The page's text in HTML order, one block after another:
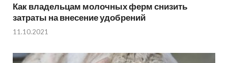
Как владельцам молочных ферм снизить
затраты на внесение удобрений
11.10.2021